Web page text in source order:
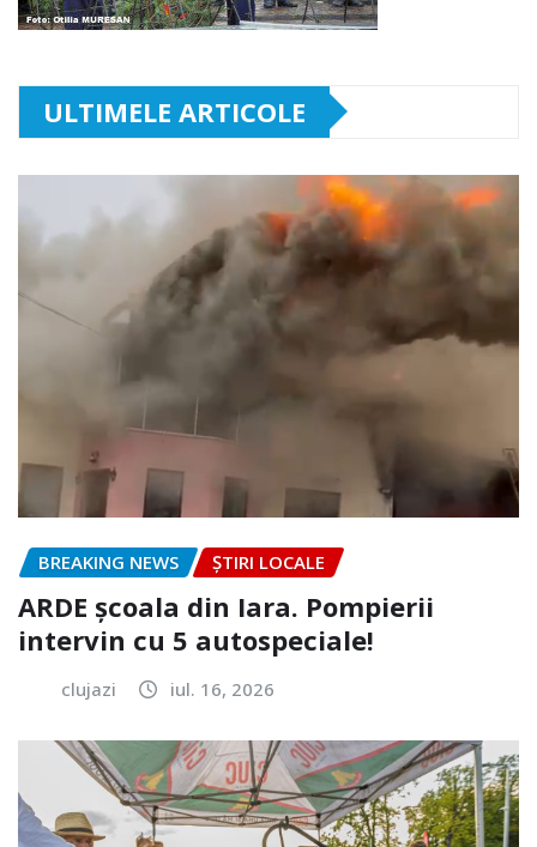
ULTIMELE ARTICOLE
BREAKING NEWS ȘTIRI LOCALE
ARDE școala din Iara. Pompierii
intervin cu 5 autospeciale!
clujazi iul. 16, 2026